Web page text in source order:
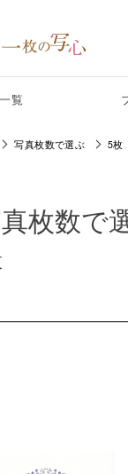
覧
写真枚数で選ぶ 5枚
枚数で